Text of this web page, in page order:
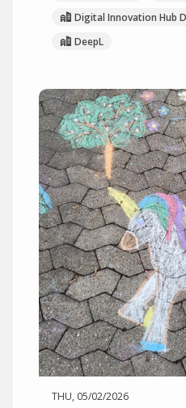
Digital Innovation Hub
DeepL
THU, 05/02/2026